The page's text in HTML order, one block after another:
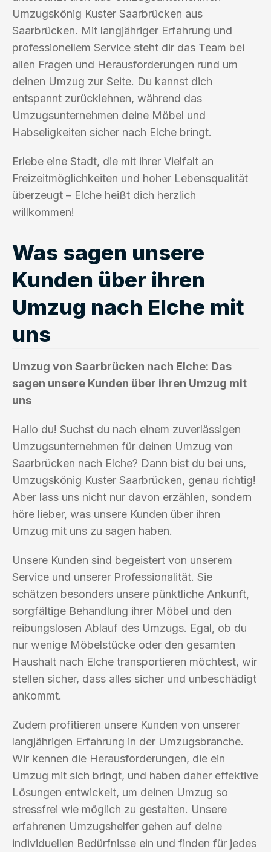
Umzugskönig Kuster Saarbrücken aus
Saarbrücken. Mit langjähriger Erfahrung und
professionellem Service steht dir das Team bei
allen Fragen und Herausforderungen rund um
deinen Umzug zur Seite. Du kannst dich
entspannt zurücklehnen, während das
Umzugsunternehmen deine Möbel und
Habseligkeiten sicher nach Elche bringt.
Erlebe eine Stadt, die mit ihrer Vielfalt an
Freizeitmöglichkeiten und hoher Lebensqualität
überzeugt – Elche heißt dich herzlich
willkommen!
Was sagen unsere
Kunden über ihren
Umzug nach Elche mit
uns
Umzug von Saarbrücken nach Elche: Das
sagen unsere Kunden über ihren Umzug mit
uns
Hallo du! Suchst du nach einem zuverlässigen
Umzugsunternehmen für deinen Umzug von
Saarbrücken nach Elche? Dann bist du bei uns,
Umzugskönig Kuster Saarbrücken, genau richtig!
Aber lass uns nicht nur davon erzählen, sondern
höre lieber, was unsere Kunden über ihren
Umzug mit uns zu sagen haben.
Unsere Kunden sind begeistert von unserem
Service und unserer Professionalität. Sie
schätzen besonders unsere pünktliche Ankunft,
sorgfältige Behandlung ihrer Möbel und den
reibungslosen Ablauf des Umzugs. Egal, ob du
nur wenige Möbelstücke oder den gesamten
Haushalt nach Elche transportieren möchtest, wir
stellen sicher, dass alles sicher und unbeschädigt
ankommt.
Zudem profitieren unsere Kunden von unserer
langjährigen Erfahrung in der Umzugsbranche.
Wir kennen die Herausforderungen, die ein
Umzug mit sich bringt, und haben daher effektive
Lösungen entwickelt, um deinen Umzug so
stressfrei wie möglich zu gestalten. Unsere
erfahrenen Umzugshelfer gehen auf deine
individuellen Bedürfnisse ein und finden für jedes